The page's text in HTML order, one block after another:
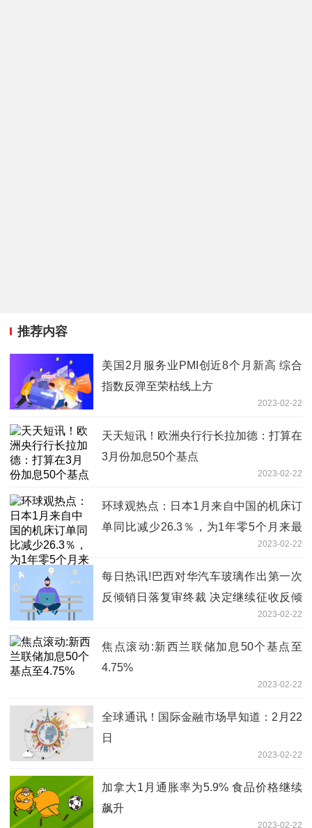
推荐内容
美国2月服务业PMI创近8个月新高 综合
指数反弹至荣枯线上方
2023-02-22
天天短讯！欧洲央行行长拉加德：打算在
3月份加息50个基点
2023-02-22
环球观热点：日本1月来自中国的机床订
单同比减少26.3％，为1年零5个月来最
2023-02-22
每日热讯!巴西对华汽车玻璃作出第一次
反倾销日落复审终裁 决定继续征收反倾
2023-02-22
焦点滚动:新西兰联储加息50个基点至
4.75%
2023-02-22
全球通讯！国际金融市场早知道：2月22
日
2023-02-22
加拿大1月通胀率为5.9% 食品价格继续
飙升
2023-02-22